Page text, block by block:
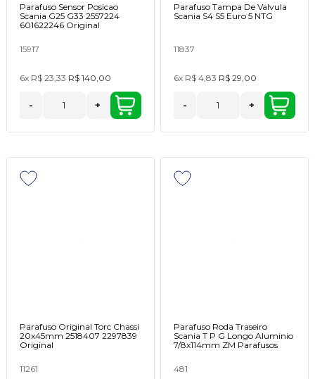
Parafuso Sensor Posicao
Scania G25 G33 2557224
601622246 Original
15917
6x R$ 23,33 R$ 140,00
- +
Parafuso Tampa De Valvula
Scania S4 S5 Euro 5 NTG
11837
6x R$ 4,83 R$ 29,00
- +
Parafuso Original Torc Chassi
20x45mm 2518407 2297839
Original
11261
Parafuso Roda Traseiro
Scania T P G Longo Aluminio
7/8x114mm ZM Parafusos
481